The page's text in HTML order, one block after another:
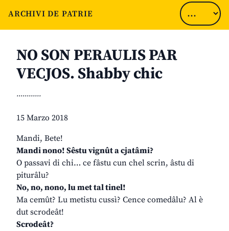
ARCHIVI DE PATRIE
NO SON PERAULIS PAR
VECJOS. Shabby chic
............
15 Marzo 2018
Mandi, Bete!
Mandi nono! Sêstu vignût a cjatâmi?
O passavi di chi… ce fâstu cun chel scrin, âstu di
piturâlu?
No, no, nono, lu met tal tinel!
Ma cemût? Lu metistu cussì? Cence comedâlu? Al è
dut scrodeât!
Scrodeât?